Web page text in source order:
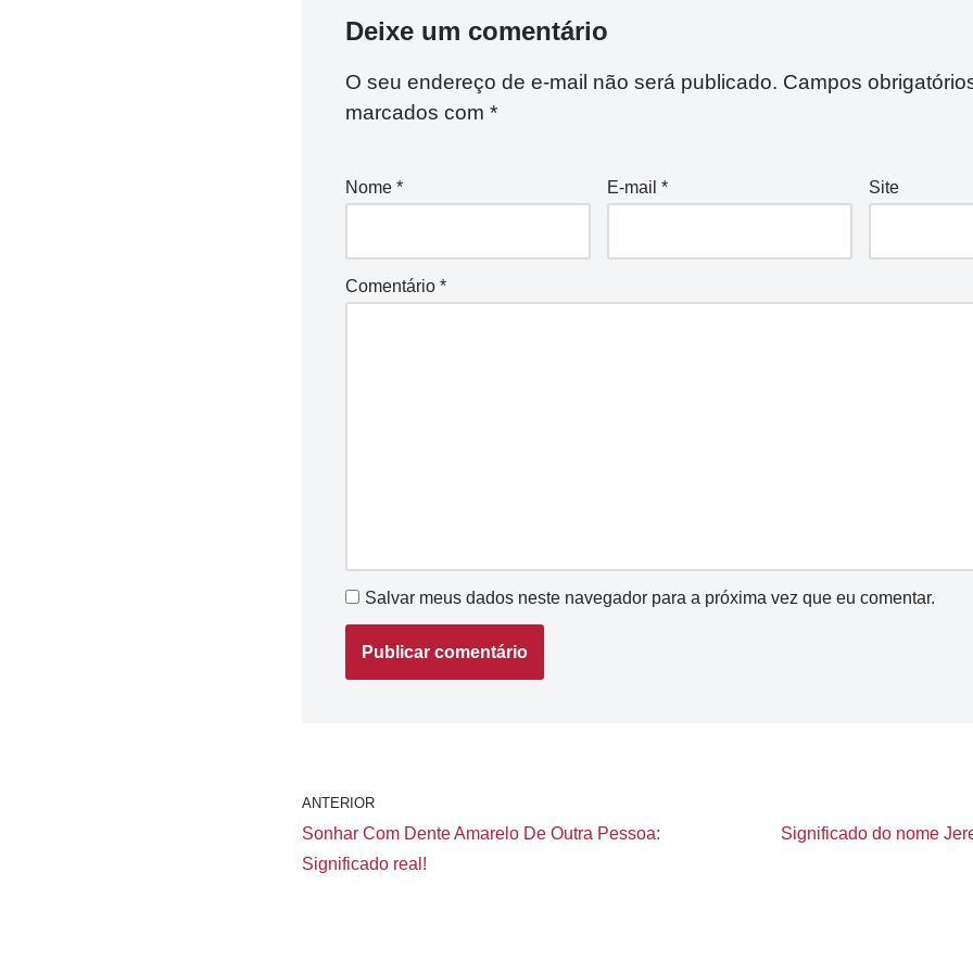
Deixe um comentário
O seu endereço de e-mail não será publicado. Campos
marcados com *
Nome * E-mail * Site
Comentário *
Salvar meus dados neste navegador para a próxima vez que eu comentar.
ANTERIOR
Sonhar Com Dente Amarelo De Outra Pessoa:
Significado real!
Significado do nome